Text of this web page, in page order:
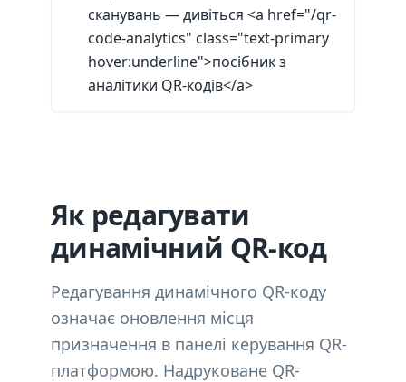
сканувань — дивіться <a href="/qr-
code-analytics" class="text-primary
hover:underline">посібник з
аналітики QR-кодів</a>
Як редагувати
динамічний QR-код
Редагування динамічного QR-коду
означає оновлення місця
призначення в панелі керування QR-
платформою. Надруковане QR-